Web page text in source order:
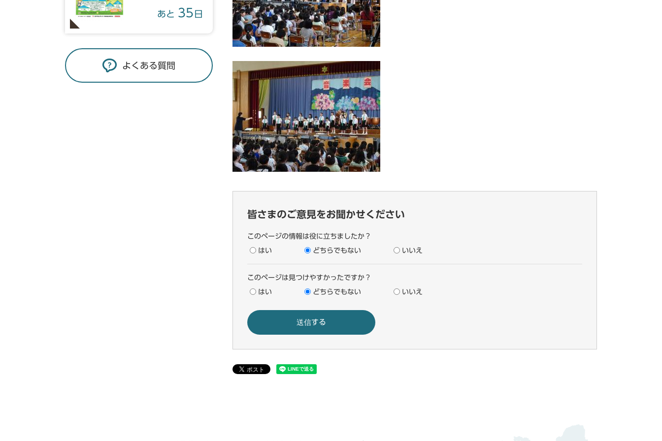
皆さまのご意見をお聞かせください
このページの情報は役に立ちましたか？
はい どちらでもない いいえ
このページは見つけやすかったですか？
はい どちらでもない いいえ
あと 35 日
よくある質問